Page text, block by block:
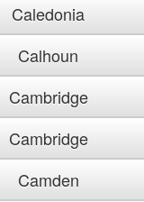
Caledonia
Calhoun
Cambridge
Cambridge
Camden